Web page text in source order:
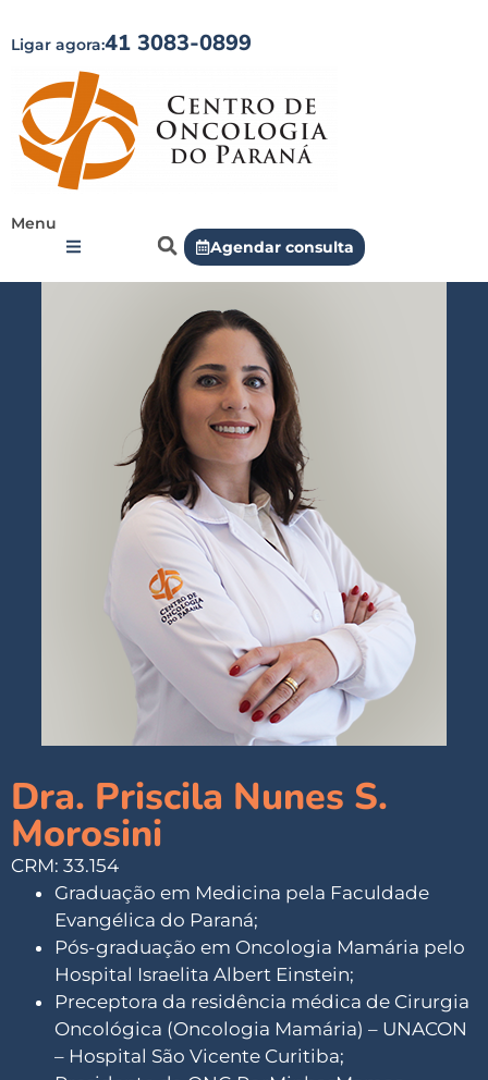
Ligar agora:41 3083-0899
Menu
Agendar consulta
Dra. Priscila Nunes S.
Morosini
CRM: 33.154
Graduação em Medicina pela Faculdade
Evangélica do Paraná;
Pós-graduação em Oncologia Mamária pelo
Hospital Israelita Albert Einstein;
Preceptora da residência médica de Cirurgia
Oncológica (Oncologia Mamária) – UNACON
– Hospital São Vicente Curitiba;